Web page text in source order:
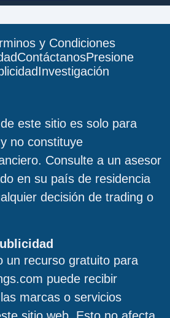
y Condiciones
ContáctanosPresione
Investigación
este sitio es solo para
no constituye
Consulte a un asesor
en su país de residencia
decisión de trading o
un recurso gratuito para
puede recibir
marcas o servicios